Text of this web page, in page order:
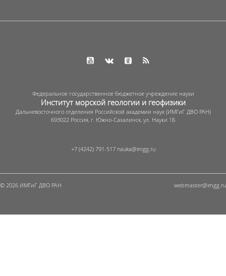
Федеральное государственное бюджетное учреждение науки
Институт морской геологии и геофизики
Дальневосточного отделения Российской академии наук (ИМГиГ ДВО РАН)
693022 Россия, г. Южно-Сахалинск, ул. Науки 1Б
+7 (4242) 791-517
© 2026 ИМГиГ ДВО РАН